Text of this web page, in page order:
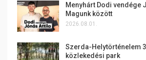
Menyhárt Dodi vendége
Magunk között
2026.08.01.
Szerda-Helytörténelem
közlekedési park